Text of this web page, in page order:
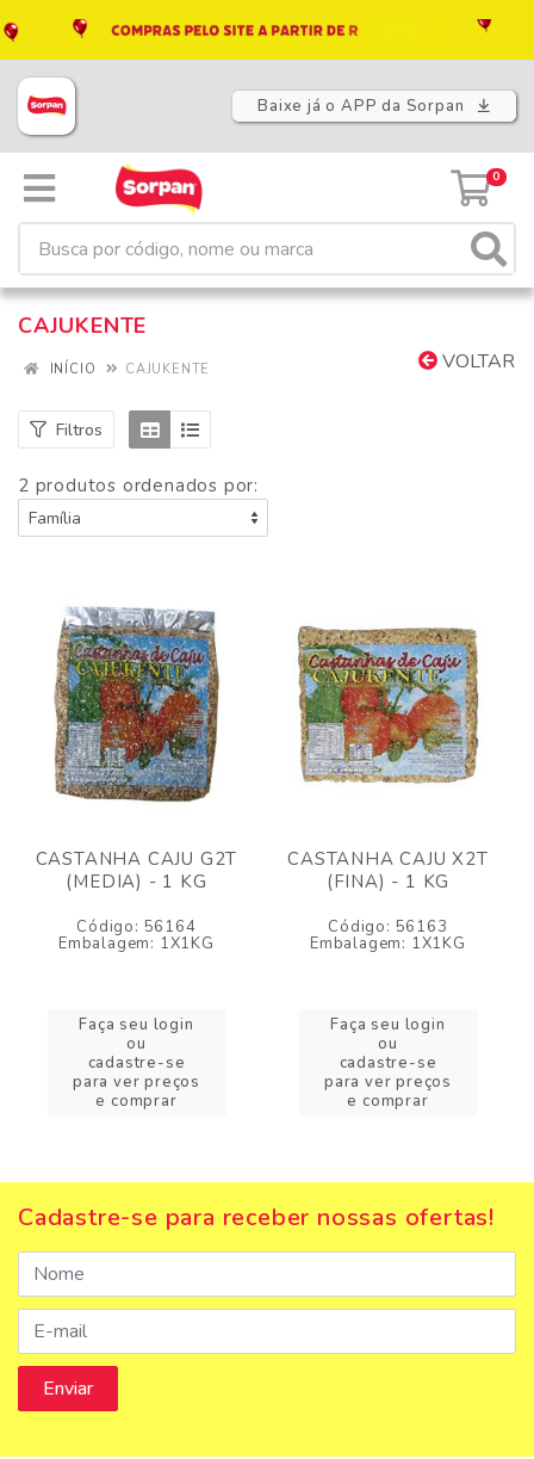
Baixe já o APP da Sorpan
0
CAJUKENTE
VOLTAR
INÍCIO CAJUKENTE
Filtros
2 produtos ordenados por:
CASTANHA CAJU G2T
(MEDIA) - 1 KG
Código: 56164
Embalagem: 1X1KG
Faça seu login
ou
cadastre-se
para ver preços
e comprar
CASTANHA CAJU X2T
(FINA) - 1 KG
Código: 56163
Embalagem: 1X1KG
Faça seu login
ou
cadastre-se
para ver preços
e comprar
Cadastre-se para receber nossas ofertas!